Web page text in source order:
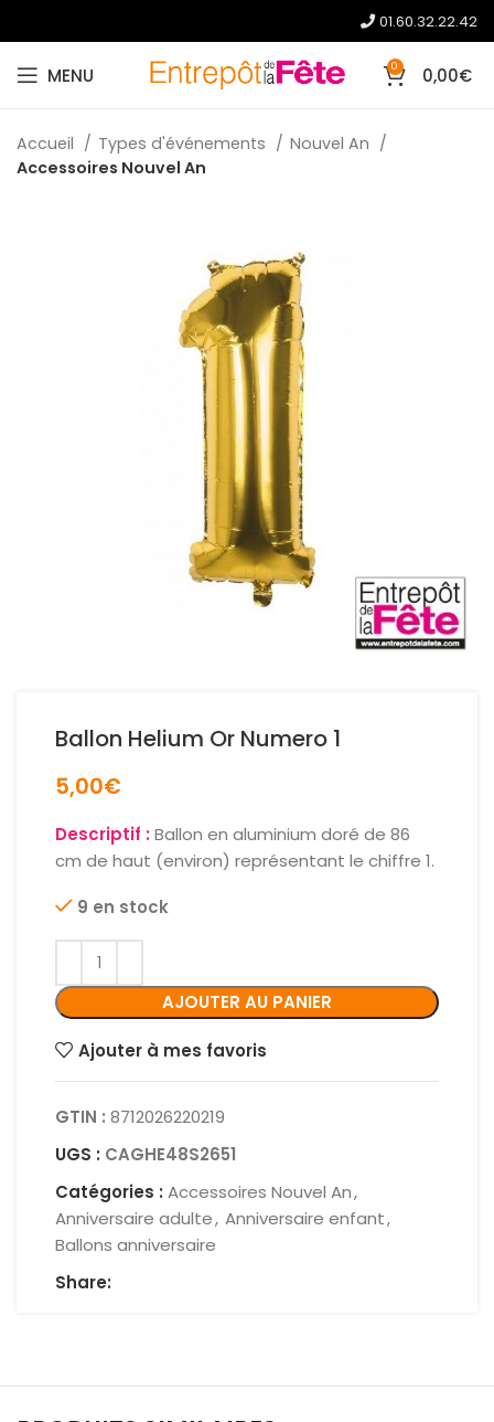
01.60.32.22.42
MENU 0 0,00€
Accueil Types d'événements
Nouvel An
Accessoires Nouvel An
Ballon Helium Or Numero 1
5,00€
Descriptif :Ballon en aluminium doré de 86
cm de haut (environ) représentant le chiffre 1.
9 en stock
AJOUTER AU PANIER
Ajouter à mes favoris
GTIN : 8712026220219
UGS : CAGHE48S2651
Catégories : Accessoires Nouvel An,
Anniversaire adulte, Anniversaire enfant,
Ballons anniversaire
Share: